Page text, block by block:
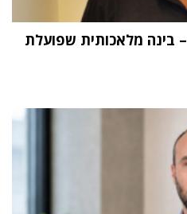
"העתיד הוא Physical AI – בינה מלאכותית שפועלת